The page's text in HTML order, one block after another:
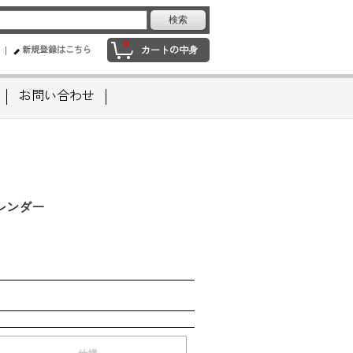
0
カートの中身
新規登録はこちら
お問い合わせ
ンダー